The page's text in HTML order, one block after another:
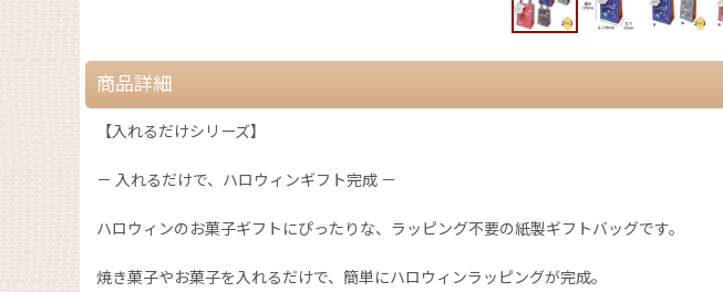
商品詳細
【入れるだけシリーズ】
－ 入れるだけで、ハロウィンギフト完成 －
ハロウィンのお菓子ギフトにぴったりな、ラッピング不要の紙製ギフトバッグです。
焼き菓子やお菓子を入れるだけで、簡単にハロウィンラッピングが完成。